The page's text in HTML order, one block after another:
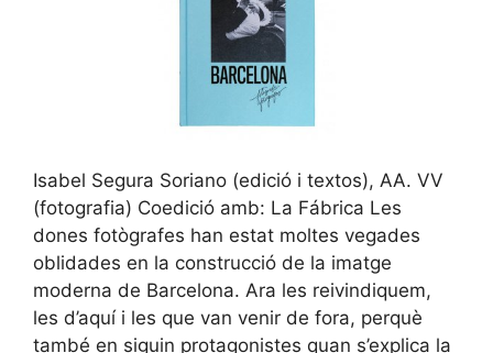
Isabel Segura Soriano (edició i textos), AA. VV
(fotografia) Coedició amb: La Fábrica Les
dones fotògrafes han estat moltes vegades
oblidades en la construcció de la imatge
moderna de Barcelona. Ara les reivindiquem,
les d’aquí i les que van venir de fora, perquè
també en siguin protagonistes quan s’explica la